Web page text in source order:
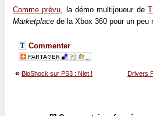
Comme prévu, la démo multijoueur de
Marketplace de la Xbox 360 pour un peu
Commenter
Drivers
« BioShock sur PS3 : Niet !